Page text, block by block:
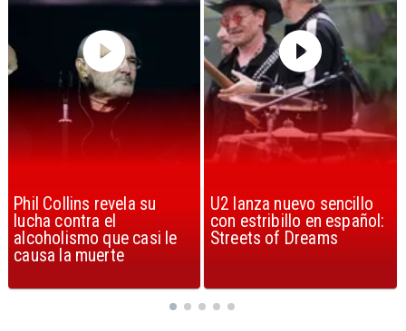
U2 lanza nuevo sencillo
con estribillo en español:
Streets of Dreams
“Africa” de Toto es
considerada la mejor
canción, según la ciencia